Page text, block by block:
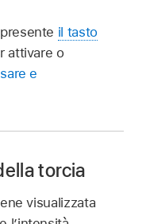
il tasto
attivare o
e
torcia
visualizzata